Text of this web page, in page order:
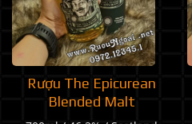
Rượu The Epicurean
Blended Malt